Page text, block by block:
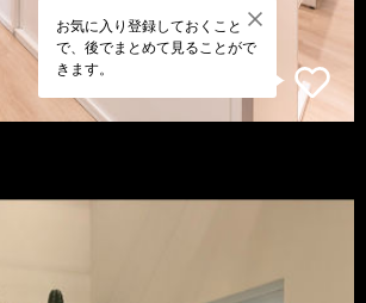
お気に入り登録しておくこと
で、後でまとめて見ることがで
きます。